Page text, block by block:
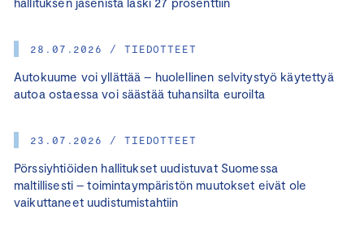
28.07.2026 / TIEDOTTEET
Autokuume voi yllättää – huolellinen selvitystyö käytettyä
autoa ostaessa voi säästää tuhansilta euroilta
23.07.2026 / TIEDOTTEET
Pörssiyhtiöiden hallitukset uudistuvat Suomessa
maltillisesti – toimintaympäristön muutokset eivät ole
vaikuttaneet uudistumistahtiin